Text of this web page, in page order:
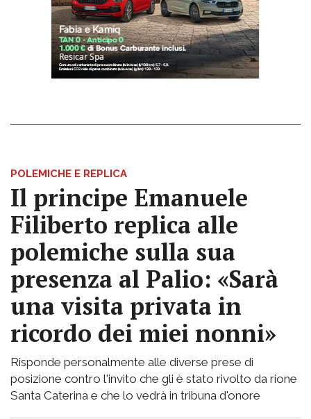
POLEMICHE E REPLICA
Il principe Emanuele
Filiberto replica alle
polemiche sulla sua
presenza al Palio: «Sarà
una visita privata in
ricordo dei miei nonni»
Risponde personalmente alle diverse prese di
posizione contro l'invito che gli è stato rivolto da rione
Santa Caterina e che lo vedrà in tribuna d'onore